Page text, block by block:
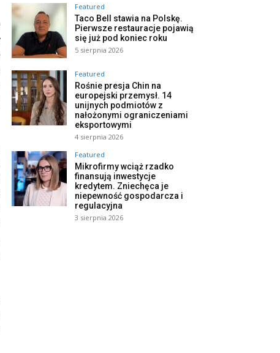
Featured
Taco Bell stawia na Polskę.
Pierwsze restauracje pojawią
się już pod koniec roku
5 sierpnia 2026
Featured
Rośnie presja Chin na
europejski przemysł. 14
unijnych podmiotów z
nałożonymi ograniczeniami
eksportowymi
4 sierpnia 2026
Featured
Mikrofirmy wciąż rzadko
finansują inwestycje
kredytem. Zniechęca je
niepewność gospodarcza i
regulacyjna
3 sierpnia 2026